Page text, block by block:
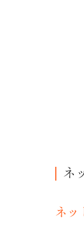
ネ
ネッ